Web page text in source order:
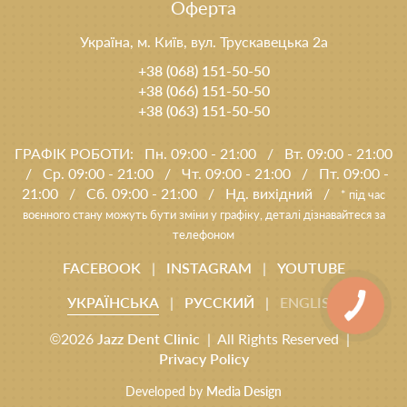
Оферта
Україна, м. Київ, вул. Трускавецька 2а
+38 (068) 151-50-50
+38 (066) 151-50-50
+38 (063) 151-50-50
ГРАФІК РОБОТИ: Пн. 09:00 - 21:00 /
Вт. 09:00 - 21:00
/
Ср. 09:00 - 21:00 / Чт. 09:00 - 21:00 /
Пт. 09:00 -
21:00
/ Сб. 09:00 - 21:00 / Нд. вихідний /
* під час
воєнного стану можуть бути зміни у графіку, деталі дізнавайтеся за
телефоном
FACEBOOK | INSTAGRAM | YOUTUBE
©2026 Jazz Dent Clinic | All Rights Reserved |
Privacy Policy
Developed by Media Design
УКРАЇНСЬКА| РУССКИЙ | ENGLISH